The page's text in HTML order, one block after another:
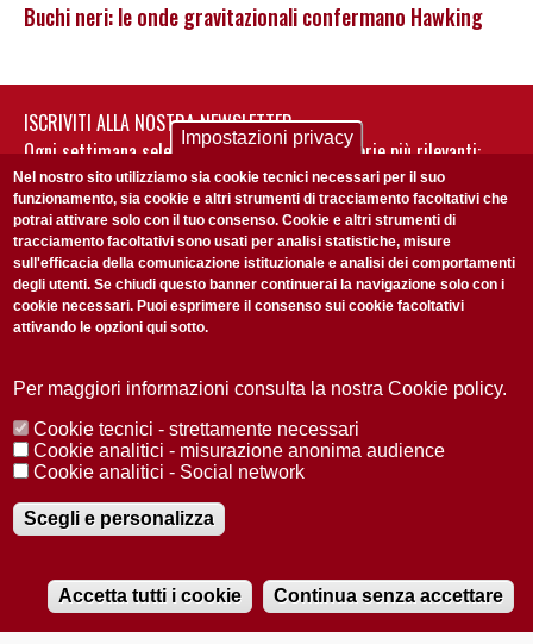
Buchi neri: le onde gravitazionali confermano Hawking
ISCRIVITI ALLA NOSTRA NEWSLETTER
Ogni settimana selezioniamo per te nostre storie più rilevanti:
non perderti gli aggiornamenti della nostra newsletter
Accetto laPrivacy Policy
Redazione Copyright Privacy
Area stampa
© 2025 Università di Padova
Registrazione presso il Tribunale di Padova n. 2097/2012 del 18 giugno
2012
Impostazioni privacy
Nel nostro sito utilizziamo sia cookie tecnici necessari per il suo
funzionamento, sia cookie e altri strumenti di tracciamento facoltativi che
potrai attivare solo con il tuo consenso. Cookie e altri strumenti di
tracciamento facoltativi sono usati per analisi statistiche, misure
sull'efficacia della comunicazione istituzionale e analisi dei comportamenti
degli utenti. Se chiudi questo banner continuerai la navigazione solo con i
cookie necessari. Puoi esprimere il consenso sui cookie facoltativi
attivando le opzioni qui sotto.
Per maggiori informazioni consulta la nostra Cookie policy.
Cookie tecnici - strettamente necessari
Cookie analitici - misurazione anonima audience
Cookie analitici - Social network
Scegli e personalizza
Accetta tutti i cookie Continua senza accettare